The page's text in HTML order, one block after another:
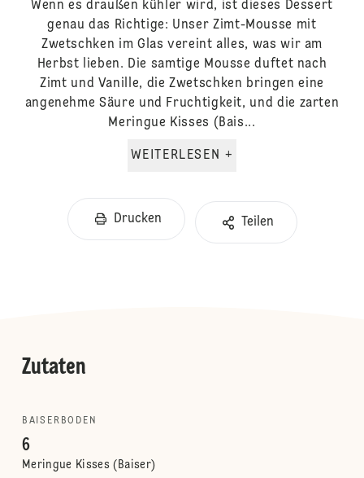
Wenn es draußen kühler wird, ist dieses Dessert
genau das Richtige: Unser Zimt-Mousse mit
Zwetschken im Glas vereint alles, was wir am
Herbst lieben. Die samtige Mousse duftet nach
Zimt und Vanille, die Zwetschken bringen eine
angenehme Säure und Fruchtigkeit, und die zarten
Meringue Kisses (Bais...
WEITERLESEN +
Drucken Teilen
Zutaten
BAISERBODEN
6
Meringue Kisses (Baiser)